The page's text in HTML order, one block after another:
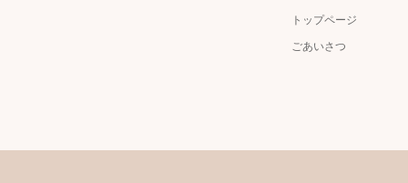
トップページ
ごあいさつ